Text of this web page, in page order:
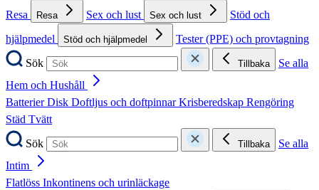
Resa
Resa Sex och lust Sex och lust
Stöd och
hjälpmedel
Stöd och hjälpmedel
Tester (PPE) och provtagning
Sök
Tillbaka
Se alla
Hem och Hushåll
BatterierDisk Doftljus och doftpinnarKrisberedskap Rengöring
Städ Tvätt
Sök
Tillbaka
Se alla
Intim
Flatlöss Inkontinens och urinläckage